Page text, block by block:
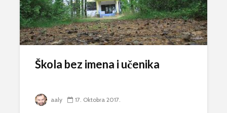
Škola bez imena i učenika
aaly 17. Oktobra 2017.